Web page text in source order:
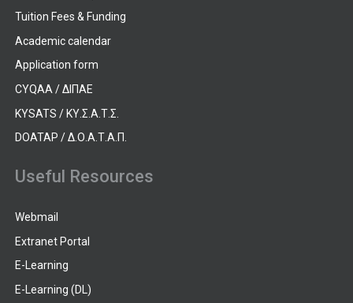
Tuition Fees & Funding
Academic calendar
Application form
CYQAA / ΔΙΠΑΕ
KYSATS / ΚΥ.Σ.Α.Τ.Σ.
DOATAP / Δ.Ο.Α.Τ.Α.Π.
Useful Resources
Webmail
Extranet Portal
E-Learning
E-Learning (DL)